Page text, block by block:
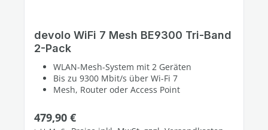
devolo WiFi 7 Mesh BE9300 Tri-Band
2-Pack
WLAN-Mesh-System mit 2 Geräten
Bis zu 9300 Mbit/s über Wi-Fi 7
Mesh, Router oder Access Point
Regulärer Preis:
479,90 €